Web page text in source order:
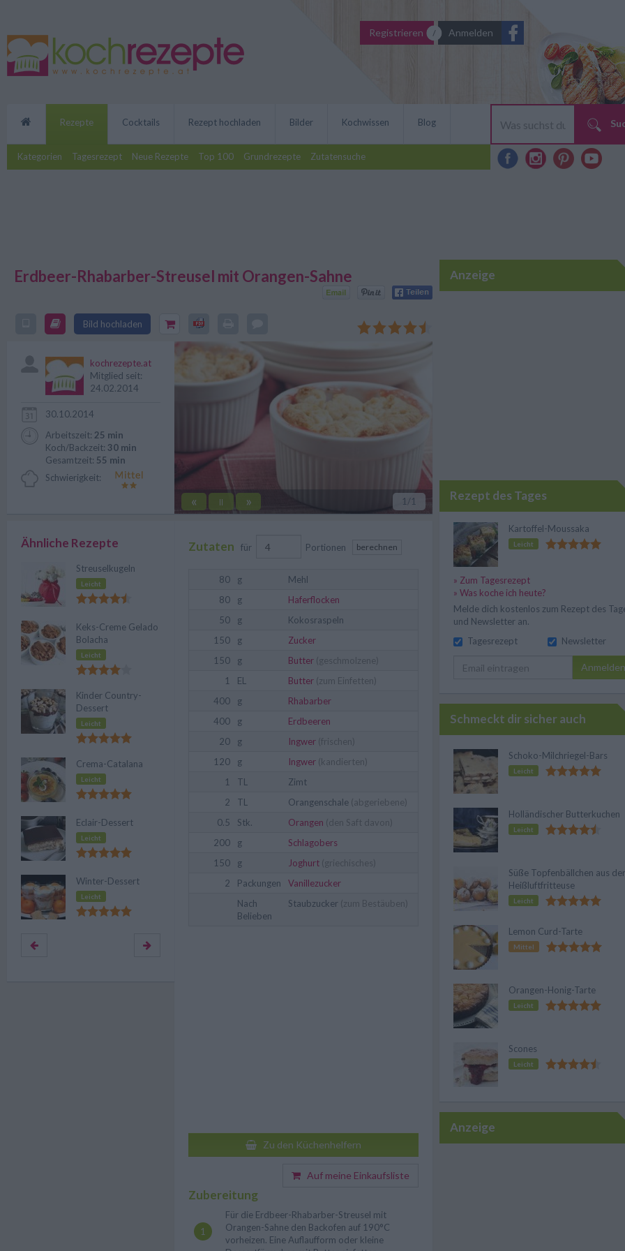
Registrieren Anmelden
Rezepte
Kategorien Tagesrezept Neue Rezepte Top 100 Grundrezepte Zutatensuche
Cocktails Rezept hochladen Bilder Kochwissen Blog
Erdbeer-Rhabarber-Streusel mit Orangen-Sahne
Bild hochladen
köstlichen Rezept für Erdbeer-Rhabarber-Streusel mit
Orangen-Sahne kann keiner widerstehen.
« || » 1 /1
kochrezepte.at
Mitglied seit:
24.02.2014
30.10.2014
Arbeitszeit: 25 min
Koch/Backzeit: 30 min
Gesamtzeit: 55 min
Schwierigkeit:
Zutaten für Portionen berechnen
80 g
Mehl
80
g
Haferflocken
50
g
Kokosraspeln
150
g
Zucker
150
g Butter (geschmolzene)
1
EL Butter (zum Einfetten)
400
g
Rhabarber
400
g
Erdbeeren
20
g Ingwer (frischen)
120
g Ingwer (kandierten)
1
TL
Zimt
2
TL Orangenschale (abgeriebene)
0.5
Stk. Orangen (den Saft davon)
200
g
Schlagobers
150
g Joghurt (griechisches)
2
Packungen
Vanillezucker
Nach
Belieben
Staubzucker (zum Bestäuben)
Zu den Küchenhelfern
Auf meine Einkaufsliste
Zubereitung
Für die Erdbeer-Rhabarber-Streusel mit
Orangen-Sahne den Backofen auf 190°C
vorheizen. Eine Auflaufform oder kleine
Ähnliche Rezepte
Streuselkugeln
Leicht
Keks-Creme Gelado
Bolacha
Leicht
Kinder Country-
Dessert
Leicht
Crema-Catalana
Leicht
Eclair-Dessert
Leicht
Winter-Dessert
Leicht
Anzeige
Rezept des Tages
Kartoffel-Moussaka
Leicht
» Zum Tagesrezept
» Was koche ich heute?
Melde dich kostenlos zum Rezept des
und Newsletter an.
Tagesrezept
Newsletter
Anmelden
Schmeckt dir sicher auch
Schoko-Milchriegel-Bars
Leicht
Holländischer Butterkuchen
Leicht
Süße Topfenbällchen aus der
Heißluftfritteuse
Leicht
Lemon Curd-Tarte
Mittel
Orangen-Honig-Tarte
Leicht
Scones
Leicht
Anzeige